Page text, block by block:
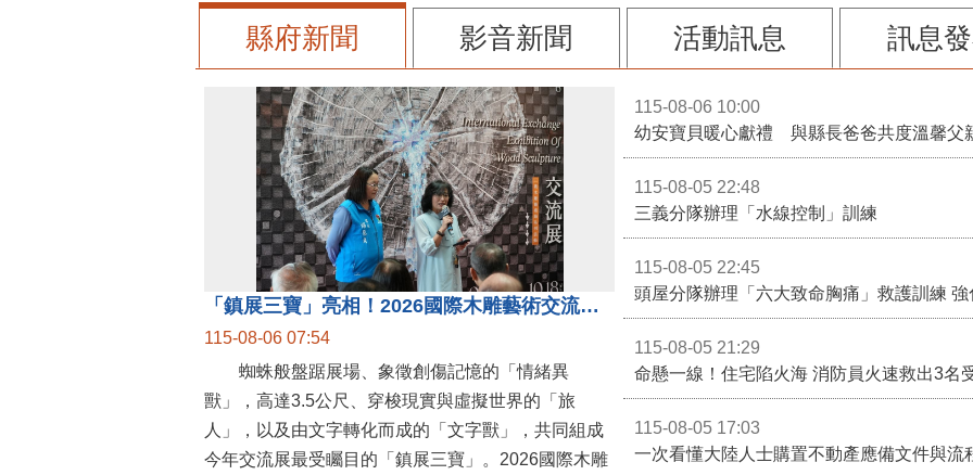
縣府新聞 影音新聞 活動訊息 訊息
「鎮展三寶」亮相！2026國際木雕藝術交流展登場 國際木雕競賽得獎入圍名單同步揭曉
115-08-06 07:54
蜘蛛般盤踞展場、象徵創傷記憶的「情緒異
獸」，高達3.5公尺、穿梭現實與虛擬世界的「旅
人」，以及由文字轉化而成的「文字獸」，共同組成
今年交流展最受矚目的「鎮展三寶」。2026國際木雕
115-08-06 10:00
幼安寶貝暖心獻禮 與縣長爸爸共度溫馨父
115-08-05 22:48
三義分隊辦理「水線控制」訓練
115-08-05 22:45
頭屋分隊辦理「六大致命胸痛」救護訓練
115-08-05 21:29
命懸一線！住宅陷火海 消防員火速救出3名
115-08-05 17:03
一次看懂大陸人士購置不動產應備文件與流